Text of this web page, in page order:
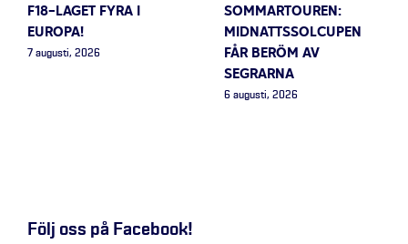
F18-LAGET FYRA I
EUROPA!
7 augusti, 2026
SOMMARTOUREN:
MIDNATTSSOLCUPEN
FÅR BERÖM AV
SEGRARNA
6 augusti, 2026
Följ oss på Facebook!